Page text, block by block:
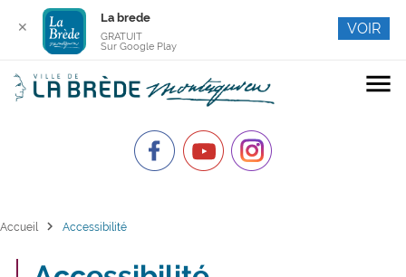
menu
Accueil chevron_right Accessibilité
✕
La brede
GRATUIT
Sur Google Play
VOIR